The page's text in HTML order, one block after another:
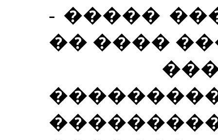
- �����
�� ����